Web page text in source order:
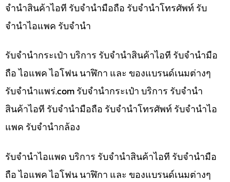
จำนำสินค้าไอที รับจำนำมือถือ รับจำนำโทรศัพท์ รับ
จำนำไอแพค รับจำนำ
รับจำนำกระเป๋า บริการ รับจำนำสินค้าไอที รับจำนำมือ
ถือ ไอแพค ไอโฟน นาฬิกา และ ของแบรนด์เนมต่างๆ
รับจํานําแพร่.com รับจำนำกระเป๋า บริการ รับจำนำ
สินค้าไอที รับจำนำมือถือ รับจำนำโทรศัพท์ รับจำนำไอ
แพค รับจำนำกล้อง
รับจำนำไอแพด บริการ รับจำนำสินค้าไอที รับจำนำมือ
ถือ ไอแพค ไอโฟน นาฬิกา และ ของแบรนด์เนมต่างๆ